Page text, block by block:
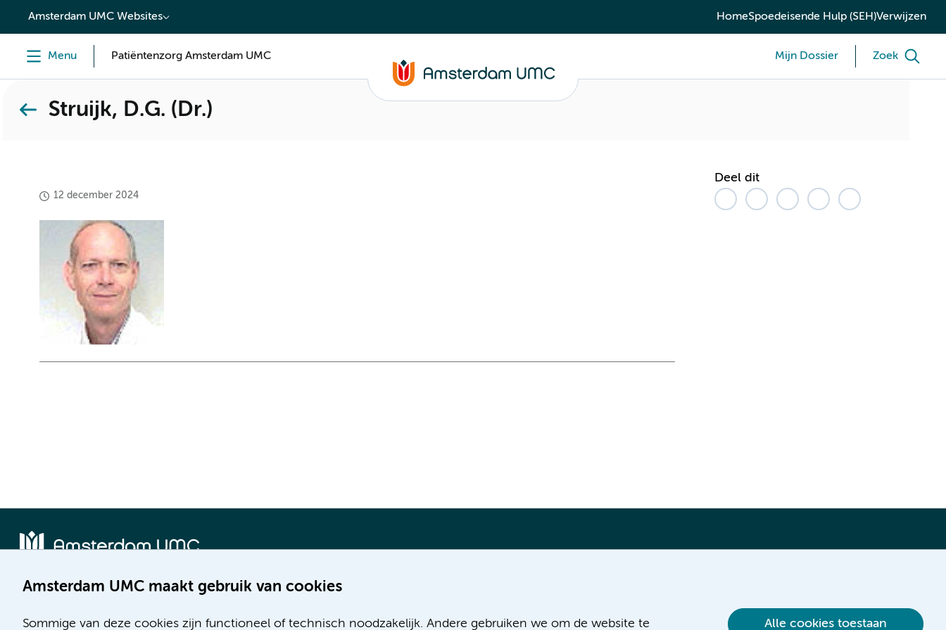
content
Amsterdam UMC Websites HomeSpoedeisende Hulp (SEH)Verwijzen
Menu Patiëntenzorg Amsterdam UMC Mijn Dossier Zoek
Struijk, D.G. (Dr.)
12 december 2024
Deel dit
Amsterdam UMC maakt gebruik van cookies
Sommige van deze cookies zijn functioneel of technisch noodzakelijk. Andere gebruiken we om de website te Alle cookies toestaan
Meibergdreef 9
De Boelelaan 1117